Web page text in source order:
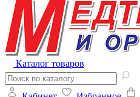
Каталог товаров